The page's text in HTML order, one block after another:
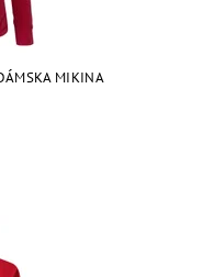
MIKINA